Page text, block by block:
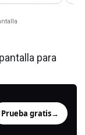
para
Prueba gratis→